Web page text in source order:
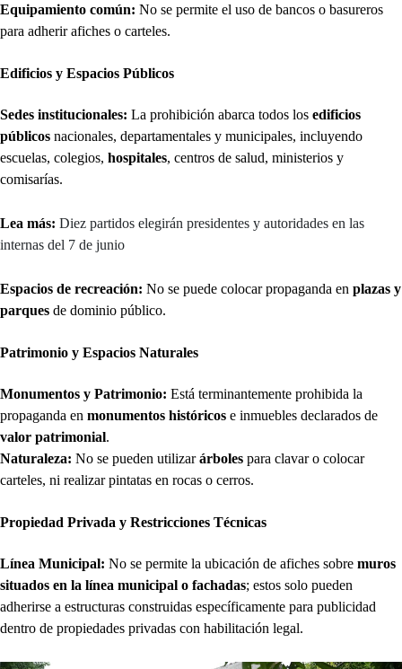
Equipamiento común: No se permite el uso de bancos o basureros
para adherir afiches o carteles.
Edificios y Espacios Públicos
Sedes institucionales: La prohibición abarca todos los edificios
públicos nacionales, departamentales y municipales, incluyendo
escuelas, colegios, hospitales, centros de salud, ministerios y
comisarías.
Lea más: Diez partidos elegirán presidentes y autoridades en las
internas del 7 de junio
Espacios de recreación: No se puede colocar propaganda en plazas y
parques de dominio público.
Patrimonio y Espacios Naturales
Monumentos y Patrimonio: Está terminantemente prohibida la
propaganda en monumentos históricos e inmuebles declarados de
valor patrimonial.
Naturaleza: No se pueden utilizarárboles para clavar o colocar
carteles, ni realizar pintatas en rocas o cerros.
Propiedad Privada y Restricciones Técnicas
Línea Municipal: No se permite la ubicación de afiches sobre muros
situados en la línea municipal o fachadas; estos solo pueden
adherirse a estructuras construidas específicamente para publicidad
dentro de propiedades privadas con habilitación legal.